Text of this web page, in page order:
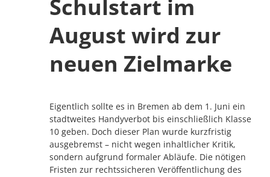
Schulstart im
August wird zur
neuen Zielmarke
Eigentlich sollte es in Bremen ab dem 1. Juni ein
stadtweites Handyverbot bis einschließlich Klasse
10 geben. Doch dieser Plan wurde kurzfristig
ausgebremst – nicht wegen inhaltlicher Kritik,
sondern aufgrund formaler Abläufe. Die nötigen
Fristen zur rechtssicheren Veröffentlichung des